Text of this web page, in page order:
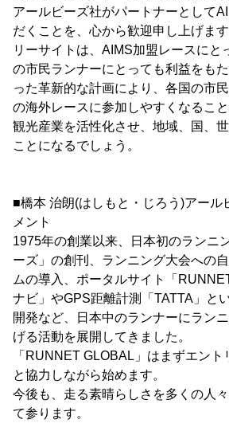
アールビーズ社がパートナーとして
だくことを、心から歓迎申し上げま
リーサイトは、AIMS加盟レースにと
の市民ランナーにとっても利益をも
った革新的な計画により、各国の市
の海外レースに参加しやすくなるこ
観光産業を活性化させ、地域、国、
ことになるでしょう。
■橋本 治朗(はしもと・じろう)アール
メント
1975年の創業以来、日本初のランニ
ーズ」の創刊、ランニング大会への
ムの導入、ポータルサイト「
ナビ」やGPS距離計測「TATTA」と
開発など、日本中のランナーにラン
げる活動を展開してきました。
「RUNNET GLOBAL」はまずエン
と協力しながら始めます。
今後も、走る素晴らしさを多くの人
て参ります。